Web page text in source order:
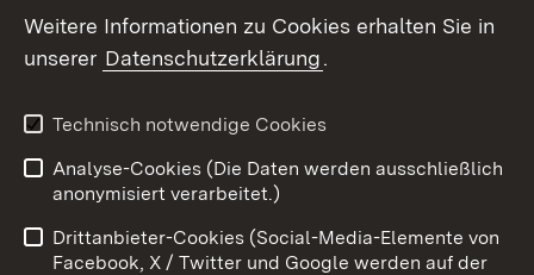
Social Wall
X / Twitter
Youtube
Benutzungshinweise
Barrierefreiheit
Weitere Informationen zu Cookies erhalten Sie in
unserer Datenschutzerklärung.
Technisch notwendige Cookies
Analyse-Cookies (Die Daten werden ausschließlich
anonymisiert verarbeitet.)
Drittanbieter-Cookies (Social-Media-Elemente von
Facebook, X / Twitter und Google werden auf der